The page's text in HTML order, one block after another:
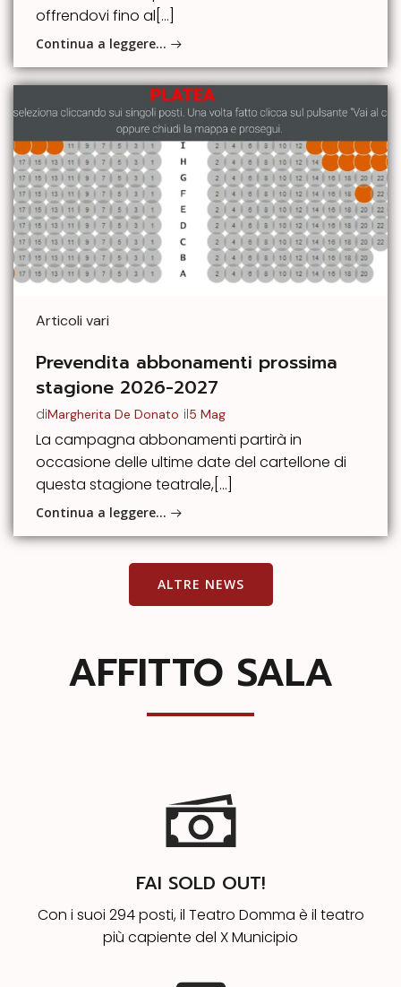
offrendovi fino al[…]
Continua a leggere…
Articoli vari
Prevendita abbonamenti prossima
stagione 2026-2027
diMargherita De Donato il5 Mag
La campagna abbonamenti partirà in
occasione delle ultime date del cartellone di
questa stagione teatrale,[…]
Continua a leggere…
ALTRE NEWS
AFFITTO SALA
FAI SOLD OUT!
Con i suoi 294 posti, il Teatro Domma è il teatro
più capiente del X Municipio